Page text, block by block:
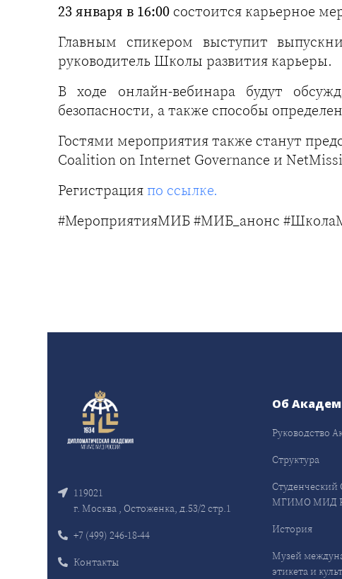
23 января в 16:00 состоится карьерное
Главным спикером выступит
руководитель Школы развития карьеры.
В ходе онлайн-вебинара будут
безопасности, а также способы
Гостями мероприятия также станут
Coalition on Internet Governance и
Регистрация по ссылке.
#МероприятияМИБ #МИБ_анонс
119021
г. Москва , Остоженка, д.53/2 стр.1
+7 (499) 246-18-44
Контакты
Об
Руководство
Структура
Студенческий
МГИМО МИД
История
Музей
этикета и